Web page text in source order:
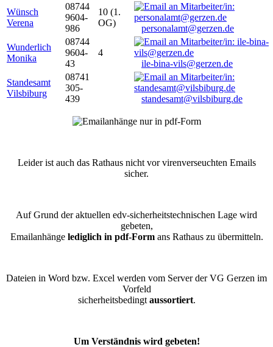
Wünsch
Verena
08744
9604-
986
10 (1.
OG)
personalamt@gerzen.de
Wunderlich
Monika
08744
9604-
43
4
ile-bina-vils@gerzen.de
Standesamt
Vilsbiburg
08741
305-
439
standesamt@vilsbiburg.de
Leider ist auch das Rathaus nicht vor virenverseuchten Emails
sicher.
Auf Grund der aktuellen edv-sicherheitstechnischen Lage wird
gebeten,
Emailanhänge lediglich in pdf-Formans Rathaus zu übermitteln.
Dateien in Word bzw. Excel werden vom Server der VG Gerzen im
Vorfeld
sicherheitsbedingt aussortiert.
Um Verständnis wird gebeten!